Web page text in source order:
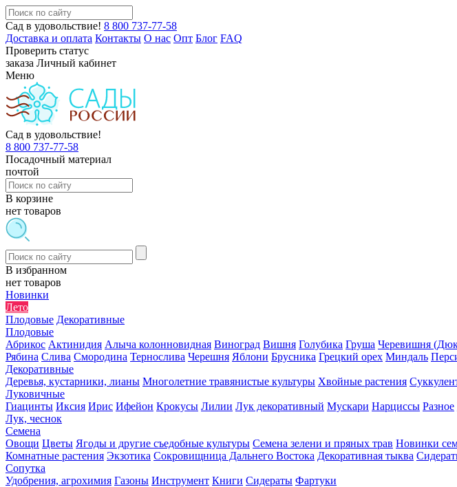
Сад в удовольствие! 8 800 737-77-58
Доставка и оплата Контакты О нас Опт Блог FAQ
Проверить статус
заказа Личный кабинет
Меню
Сад в удовольствие!
8 800 737-77-58
Посадочный материал
почтой
В корзине
нет товаров
В избранном
нет товаров
Новинки
Лето
Плодовые Декоративные
Плодовые
Абрикос Актинидия Алыча колонновидная Виноград Вишня Голубика Груша Черевишня
Рябина Слива Смородина Тернослива Черешня Яблони Брусника Грецкий орех Миндаль
Декоративные
Деревья, кустарники, лианы Многолетние травянистые культуры Хвойные растения
Луковичные
Гиацинты Иксия Ирис Ифейон Крокусы Лилии Лук декоративный Мускари Нарциссы Разное
Лук, чеснок
Семена
Овощи Цветы Ягоды и другие съедобные культуры Семена зелени и пряных трав Новинки
Комнатные растения Экзотика Сокровищница Дальнего Востока Декоративная тыква
Сопутка
Удобрения, агрохимия Газоны Инструмент Книги Сидераты Фартуки